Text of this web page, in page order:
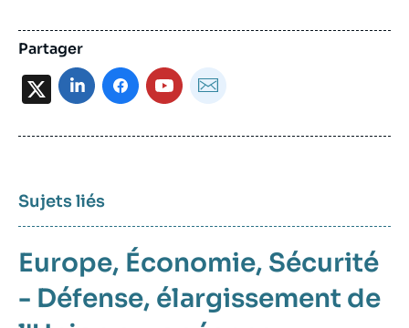
Partager
X
Sujets liés
Europe Économie Sécurité
- Défense élargissement de